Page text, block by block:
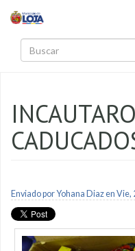
Enviado porYohana Diazen Vie,